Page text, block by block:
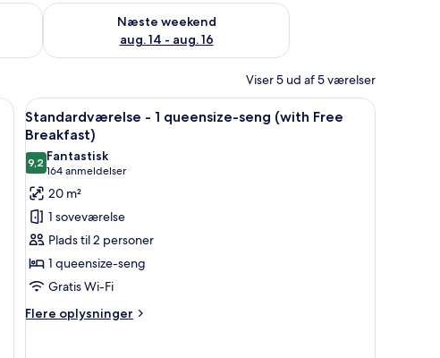
aug. 7 - aug. 9
Næste weekend
aug. 14 - aug. 16
Tjek tilgængelighed for næste weekend aug. 14 - aug. 16
Viser 5 ud af 5 værelser
påtrykt.
Indlæs
alle
billeder
af
Standardværelse
-
queensize-
seng
(with
Free
Premium-sengetøj, senge med
5
Standardværelse - 1 queensize-seng (with Free
Breakfast)
9,29,2 ud af 10
Fantastisk
164 anmeldelser
(164
anmeldelser)
20 m²
1 soveværelse
Plads til 2 personer
1 queensize-seng
Gratis Wi-Fi
Flere oplysninger
Flere